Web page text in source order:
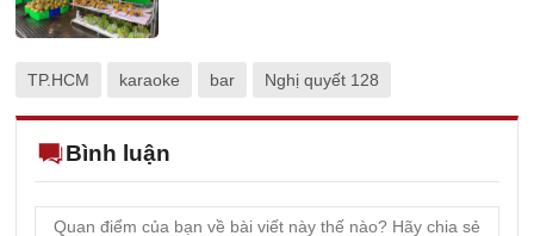
TP.HCM karaoke bar Nghị quyết 128
Bình luận